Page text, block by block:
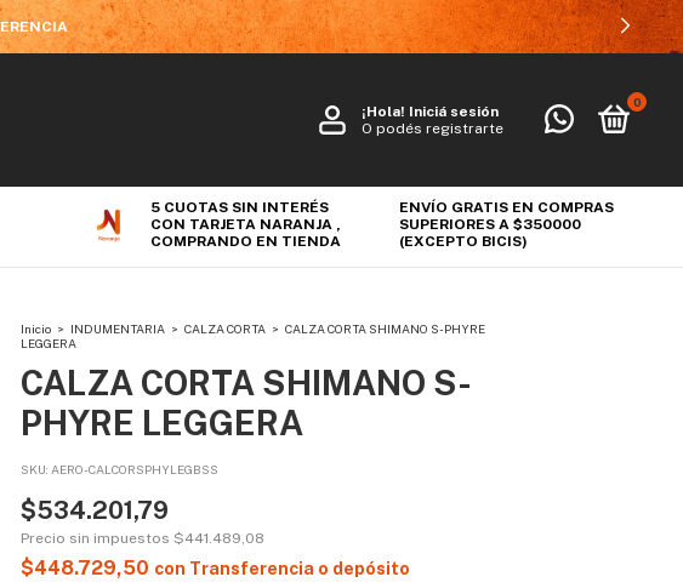
¡Hola! Iniciá sesión
O podés registrarte
0
5 CUOTAS SIN INTERÉS
CON TARJETA NARANJA ,
COMPRANDO EN TIENDA
ENVÍO GRATIS EN COMPRAS
SUPERIORES A $350000
(EXCEPTO BICIS)
Inicio > INDUMENTARIA > CALZA CORTA > CALZA CORTA SHIMANO S-PHYRE
LEGGERA
CALZA CORTA SHIMANO S-
PHYRE LEGGERA
SKU: AERO-CALCORSPHYLEGBSS
$534.201,79
Precio sin impuestos $441.489,08
$448.729,50 con Transferencia o depósito